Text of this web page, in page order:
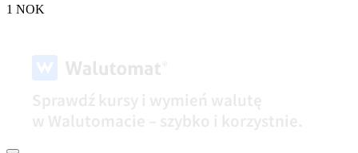
1 NOK